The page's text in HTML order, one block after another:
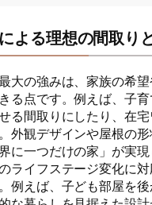
よる理想の間取り
大の強みは、家族の希
る点です。例えば、子
る間取りにしたり、在
外観デザインや屋根の
に一つだけの家」が実現
ライフステージ変化に
例えば、子ども部屋を